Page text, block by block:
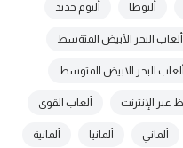
ألبوطا ألبوم جديد
ألعاب البحر الأبيض المتةسط
ألعاب البحر الابيض المتوسط
عبر الإنترنت ألعاب القوى
ألماني ألمانيا ألمانية